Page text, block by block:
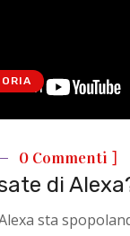
0 Commenti ]
di
sta